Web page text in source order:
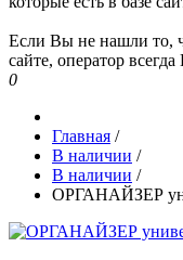
Если Вы не нашли то,
сайте, оператор
0
Главная /
В наличии /
В наличии /
ОРГАНАЙЗЕР